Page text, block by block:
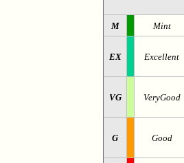
M Mint
EX Excellent
VG VeryGood
G Good